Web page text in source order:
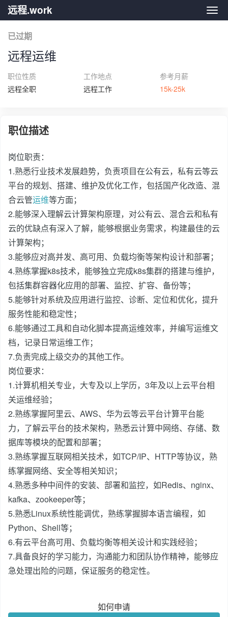
远
远程.work
已过期
远程运维
职位性质
远程全职
工作地点
远程工作
参考月薪
15k-25k
职位描述
岗位职责：
1.熟悉行业技术发展趋势，负责项目在公有云，私有云等云
平台的规划、搭建、维护及优化工作，包括国产化改造、混
合云管运维等方面；
2.能够深入理解云计算架构原理，对公有云、混合云和私有
云的优缺点有深入了解，能够根据业务需求，构建最佳的云
计算架构；
3.能够应对高并发、高可用、负载均衡等架构设计和部署；
4.熟练掌握k8s技术，能够独立完成k8s集群的搭建与维护，
包括集群容器化应用的部署、监控、扩容、备份等；
5.能够针对系统及应用进行监控、诊断、定位和优化，提升
服务性能和稳定性；
6.能够通过工具和自动化脚本提高运维效率，并编写运维文
档，记录日常运维工作；
7.负责完成上级交办的其他工作。
岗位要求：
1.计算机相关专业，大专及以上学历，3年及以上云平台相
关运维经验；
2.熟练掌握阿里云、AWS、华为云等云平台计算平台能
力，了解云平台的技术架构，熟悉云计算中网络、存储、数
据库等模块的配置和部署；
3.熟练掌握互联网相关技术，如TCP/IP、HTTP等协议，熟
练掌握网络、安全等相关知识；
4.熟悉多种中间件的安装、部署和监控，如Redis、nginx、
kafka、zookeeper等；
5.熟悉Linux系统性能调优，熟练掌握脚本语言编程，如
Python、Shell等；
6.有云平台高可用、负载均衡等相关设计和实践经验；
7.具备良好的学习能力，沟通能力和团队协作精神，能够应
急处理出险的问题，保证服务的稳定性。
如何申请